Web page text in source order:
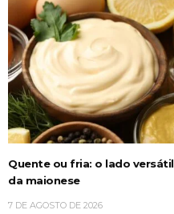
Quente ou fria: o lado versátil
da maionese
7 DE AGOSTO DE 2026